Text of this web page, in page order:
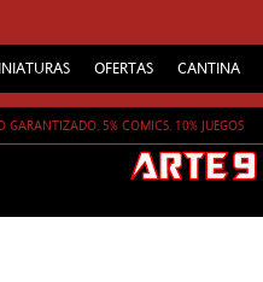
OFERTAS CANTINA
GARANTIZADO. 5% COMICS. 10% JUEGOS